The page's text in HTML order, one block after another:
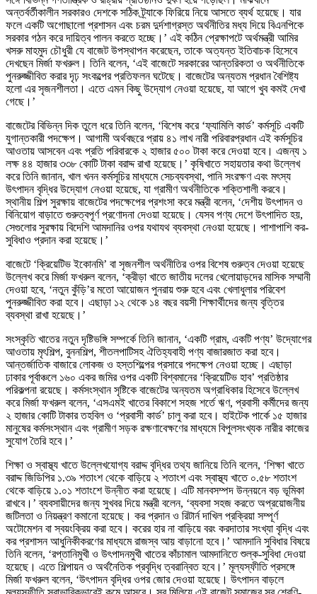
অন্তর্বর্তীকালীন সরকারও দেশকে সঠিক ট্র্যাকে ফিরিয়ে নিয়ে আসতে ব্যর্থ হয়েছে। যার
ফলে একটি অগোছালো প্রশাসন এবং চরম দুর্দশাগ্রস্ত অর্থনীতির মধ্য দিয়ে বিএনপিকে
সরকার গঠন করে দায়িত্ব পালন করতে হচ্ছে।’ এই কঠিন প্রেক্ষাপটে অর্থমন্ত্রী আমির
খসরু মাহমুদ চৌধুরী যে বাজেট উপস্থাপন করেছেন, তাকে অত্যন্ত ইতিবাচক হিসেবে
দেখছেন মির্জা ফখরুল। তিনি বলেন, ‘এই বাজেটে সরকারের আন্তরিকতা ও অর্থনীতিকে
পুনরুজ্জীবিত করার দৃঢ় সংকল্পের প্রতিফলন ঘটেছে। বাজেটের অন্যতম প্রধান বৈশিষ্ট্য
হলো এর সৃজনশীলতা। এতে এমন কিছু উদ্যোগ নেওয়া হয়েছে, যা আগে খুব কমই দেখা
গেছে।’
বাজেটের বিভিন্ন দিক তুলে ধরে তিনি বলেন, ‘বিশেষ করে ‘ফ্যামিলি কার্ড’ কর্মসূচি একটি
যুগান্তকারী পদক্ষেপ। আগামী অর্থবছরে প্রায় ৪১ লাখ নারী পরিবারপ্রধান এই কর্মসূচির
আওতায় আসবেন এবং প্রতি পরিবারকে ২ হাজার ৫০০ টাকা করে দেওয়া হবে। এজন্য ১
লক্ষ ৪৪ হাজার ৩৩৮ কোটি টাকা বরাদ্দ রাখা হয়েছে।’ কৃষিখাতে সহায়তার কথা উল্লেখ
করে তিনি জানান, খাল খনন কর্মসূচির মাধ্যমে সেচব্যবস্থা, পানি সংরক্ষণ এবং মৎস্য
উৎপাদন বৃদ্ধির উদ্যোগ নেওয়া হয়েছে, যা গ্রামীণ অর্থনীতিকে শক্তিশালী করবে।
স্থানীয় শিল্প সুরক্ষায় বাজেটের পদক্ষেপের প্রশংসা করে মন্ত্রী বলেন, ‘দেশীয় উৎপাদন ও
বিনিয়োগ বাড়াতে গুরুত্বপূর্ণ প্রণোদনা দেওয়া হয়েছে। যেসব পণ্য দেশে উৎপাদিত হয়,
সেগুলোর সুরক্ষায় বিদেশি আমদানির ওপর যথাযথ ব্যবস্থা নেওয়া হয়েছে। পাশাপাশি কর-
সুবিধাও প্রদান করা হয়েছে।’
বাজেটে ‘ক্রিয়েটিভ ইকোনমি’ বা সৃজনশীল অর্থনীতির ওপর বিশেষ গুরুত্ব দেওয়া হয়েছে
উল্লেখ করে মির্জা ফখরুল বলেন, ‘ক্রীড়া খাতে জাতীয় দলের খেলোয়াড়দের মাসিক সম্মানী
দেওয়া হবে, ‘নতুন কুঁড়ি’র মতো আয়োজন পুনরায় শুরু হবে এবং খেলাধুলার পরিবেশ
পুনরুজ্জীবিত করা হবে। এছাড়া ১২ থেকে ১৪ বছর বয়সী শিক্ষার্থীদের জন্য বৃত্তির
ব্যবস্থা রাখা হয়েছে।’
সংস্কৃতি খাতের নতুন দৃষ্টিভঙ্গি সম্পর্কে তিনি জানান, ‘একটি গ্রাম, একটি পণ্য’ উদ্যোগের
আওতায় মৃৎশিল্প, বুননশিল্প, শীতলপাটিসহ ঐতিহ্যবাহী পণ্য বাজারজাত করা হবে।
আন্তর্জাতিক বাজারে লোকজ ও হস্তশিল্পের প্রসারে পদক্ষেপ নেওয়া হচ্ছে। এছাড়া
ঢাকার পূর্বাঞ্চলে ১৬০ একর জমির ওপর একটি বিশ্বমানের ‘ক্রিয়েটিভ হাব’ প্রতিষ্ঠার
পরিকল্পনা রয়েছে। কর্মসংস্থান সৃষ্টিকে বাজেটের অন্যতম অগ্রাধিকার হিসেবে উল্লেখ
করে মির্জা ফখরুল বলেন, ‘এসএমই খাতের বিকাশে সহজ শর্তে ঋণ, প্রবাসী কর্মীদের জন্য
২ হাজার কোটি টাকার তহবিল ও ‘প্রবাসী কার্ড’ চালু করা হবে। হাইটেক পার্কে ১৫ হাজার
মানুষের কর্মসংস্থান এবং গ্রামীণ সড়ক রক্ষণাবেক্ষণের মাধ্যমে বিপুলসংখ্যক নারীর কাজের
সুযোগ তৈরি হবে।’
শিক্ষা ও স্বাস্থ্য খাতে উল্লেখযোগ্য বরাদ্দ বৃদ্ধির তথ্য জানিয়ে তিনি বলেন, ‘শিক্ষা খাতে
বরাদ্দ জিডিপির ১.৩৯ শতাংশ থেকে বাড়িয়ে ২ শতাংশ এবং স্বাস্থ্য খাতে ০.৫৮ শতাংশ
থেকে বাড়িয়ে ১.০১ শতাংশে উন্নীত করা হয়েছে। এটি মানবসম্পদ উন্নয়নে বড় ভূমিকা
রাখবে।’ ব্যবসায়ীদের জন্য সুখবর দিয়ে মন্ত্রী বলেন, ‘ব্যবসা সহজ করতে অপ্রয়োজনীয়
জটিলতা ও নিয়ন্ত্রণ কমানো হয়েছে। কর প্রদান ও রিটার্ন দাখিল প্রক্রিয়া সম্পূর্ণ
অটোমেশন বা স্বয়ংক্রিয় করা হবে। করের হার না বাড়িয়ে বরং করদাতার সংখ্যা বৃদ্ধি এবং
কর প্রশাসন আধুনিকীকরণের মাধ্যমে রাজস্ব আয় বাড়ানো হবে।’ আমদানি সুবিধার বিষয়ে
তিনি বলেন, ‘রপ্তানিমুখী ও উৎপাদনমুখী খাতের কাঁচামাল আমদানিতে শুল্ক-সুবিধা দেওয়া
হয়েছে। এতে শিল্পায়ন ও অর্থনৈতিক প্রবৃদ্ধি ত্বরান্বিত হবে।’ মূল্যস্ফীতি প্রসঙ্গে
মির্জা ফখরুল বলেন, ‘উৎপাদন বৃদ্ধির ওপর জোর দেওয়া হয়েছে। উৎপাদন বাড়লে